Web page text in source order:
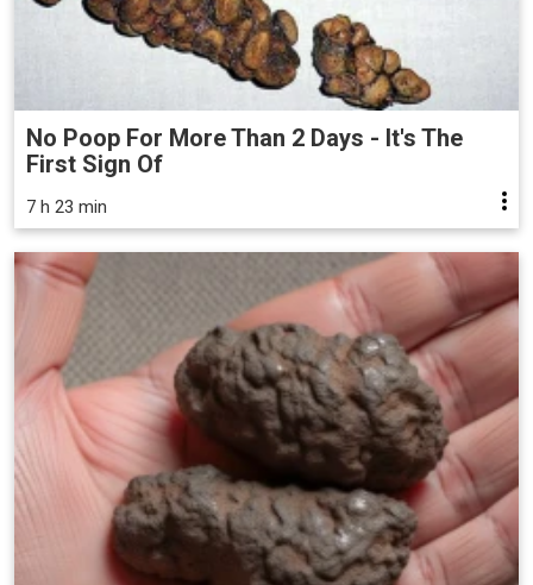
No Poop For More Than 2 Days - It's The
First Sign Of
7 h 23 min